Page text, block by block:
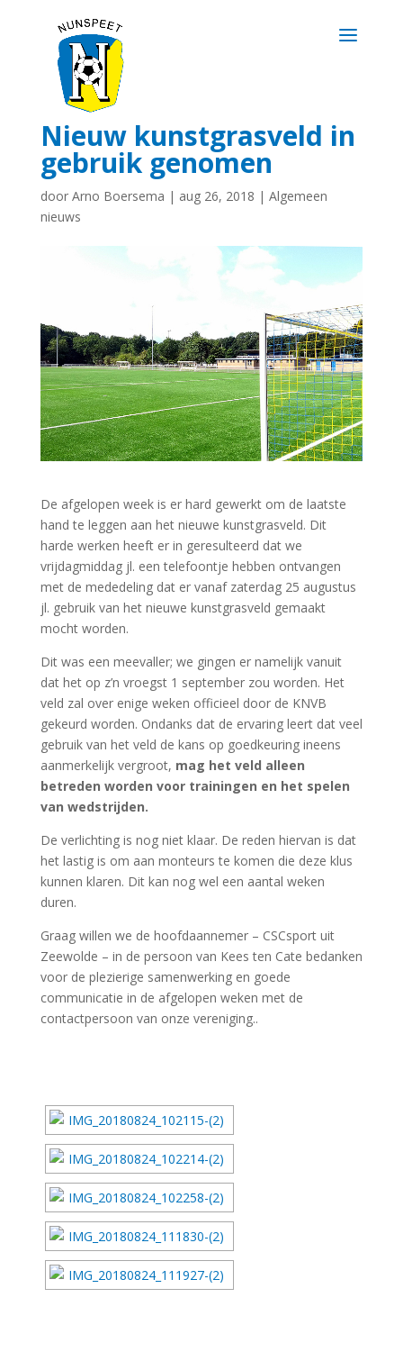
Nieuw kunstgrasveld in
gebruik genomen
door Arno Boersema | aug 26, 2018 | Algemeen
nieuws
De afgelopen week is er hard gewerkt om de laatste
hand te leggen aan het nieuwe kunstgrasveld. Dit
harde werken heeft er in geresulteerd dat we
vrijdagmiddag jl. een telefoontje hebben ontvangen
met de mededeling dat er vanaf zaterdag 25 augustus
jl. gebruik van het nieuwe kunstgrasveld gemaakt
mocht worden.
Dit was een meevaller; we gingen er namelijk vanuit
dat het op z’n vroegst 1 september zou worden. Het
veld zal over enige weken officieel door de KNVB
gekeurd worden. Ondanks dat de ervaring leert dat veel
gebruik van het veld de kans op goedkeuring ineens
aanmerkelijk vergroot, mag het veld alleen
betreden worden voor trainingen en het spelen
van wedstrijden.
De verlichting is nog niet klaar. De reden hiervan is dat
het lastig is om aan monteurs te komen die deze klus
kunnen klaren. Dit kan nog wel een aantal weken
duren.
Graag willen we de hoofdaannemer – CSCsport uit
Zeewolde – in de persoon van Kees ten Cate bedanken
voor de plezierige samenwerking en goede
communicatie in de afgelopen weken met de
contactpersoon van onze vereniging..